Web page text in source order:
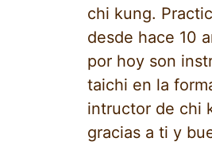
chi kung.
desde hace 10
por hoy son
taichi en la
intructor de chi
gracias a ti y